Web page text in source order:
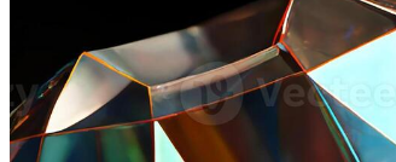
Vecteurs
Vidéos
Motion graphics
Images Éditoriales
Événements Éditoriaux